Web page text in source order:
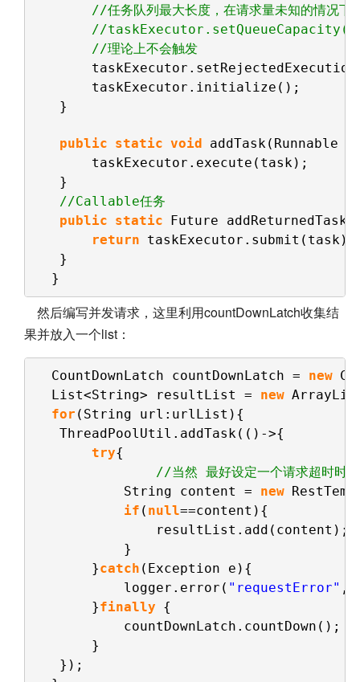
//任务队列最大长度，在请求量未知的情况下
//
//理论上不会触发
taskExecutor.initialize();
}
public static void
addTask(Runnable
taskExecutor.execute(task);
}
//Callable任务
public static
Future
return taskExecutor.submit(task);
}
}
然后编写并发请求，这里利用countDownLatch收集结
果并放入一个list：
CountDownLatch countDownLatch = new
List<String> resultList = new
for (String url:urlList){
ThreadPoolUtil.addTask(()->{
try{
//当然 最好设定一个请求超时时间
String content = new
if ( null==content){
resultList.add(content);
}
}catch (Exception e){
logger.error( "requestError"
}finally {
countDownLatch.countDown();
}
});